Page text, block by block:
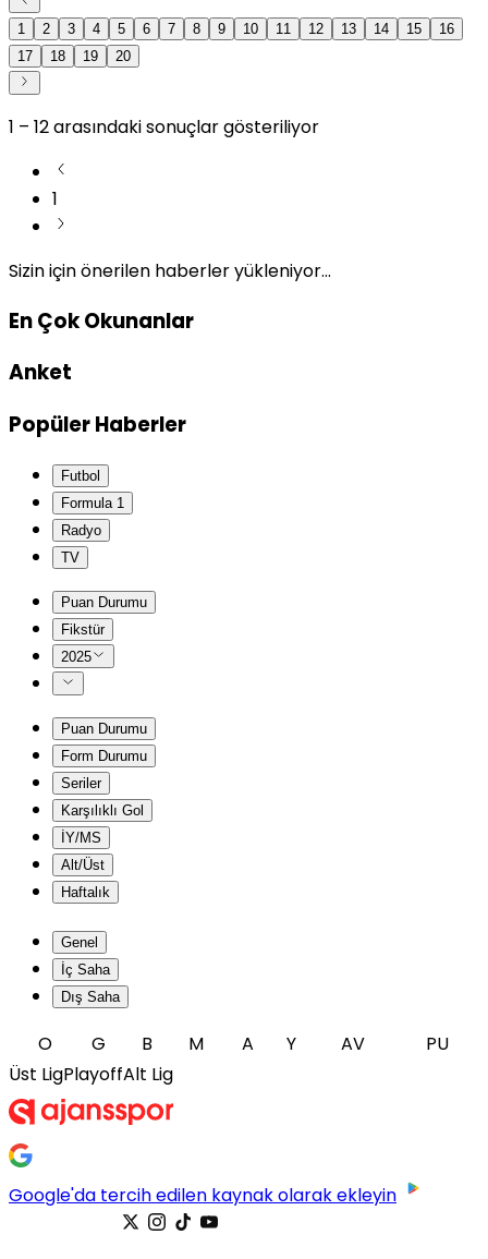
1 2 3 4 5 6 7 8 9 10 11 12 13 14 15
16
17
18 19 20
1 – 12arasındaki sonuçlar gösteriliyor
1
Sizin için önerilen haberler yükleniyor...
En Çok Okunanlar
Anket
Popüler Haberler
Futbol
Formula 1
Radyo
TV
Puan Durumu
Fikstür
2025
Puan Durumu
Form Durumu
Seriler
Karşılıklı Gol
İY/MS
Alt/Üst
Haftalık
Genel
İç Saha
Dış Saha
O G B M A Y AV
PU
Üst LigPlayoffAlt Lig
Google'da tercih edilen kaynak olarak ekleyin